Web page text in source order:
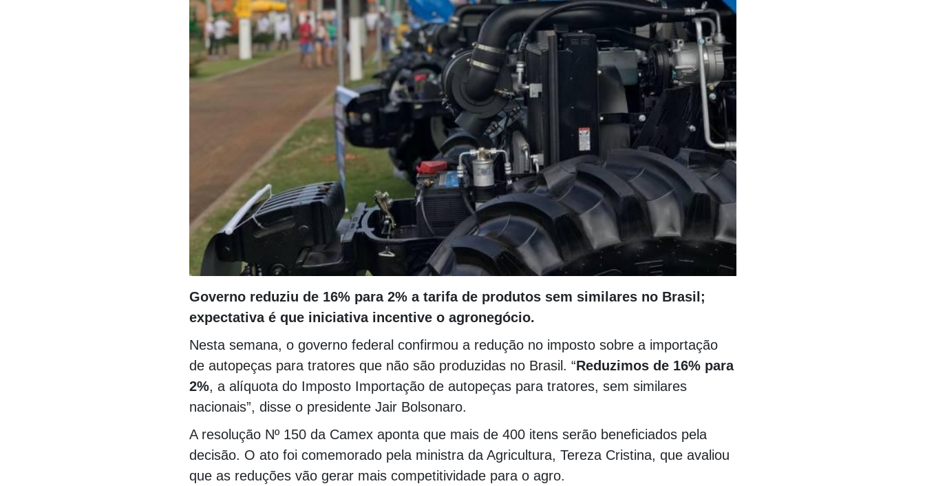
Governo reduziu de 16% para 2% a tarifa de produtos sem similares no Brasil;
expectativa é que iniciativa incentive o agronegócio.
Nesta semana, o governo federal confirmou a redução no imposto sobre a importação
de autopeças para tratores que não são produzidas no Brasil. “Reduzimos de 16% para
2%, a alíquota do Imposto Importação de autopeças para tratores, sem similares
nacionais”, disse o presidente Jair Bolsonaro.
A resolução Nº 150 da Camex aponta que mais de 400 itens serão beneficiados pela
decisão. O ato foi comemorado pela ministra da Agricultura, Tereza Cristina, que avaliou
que as reduções vão gerar mais competitividade para o agro.